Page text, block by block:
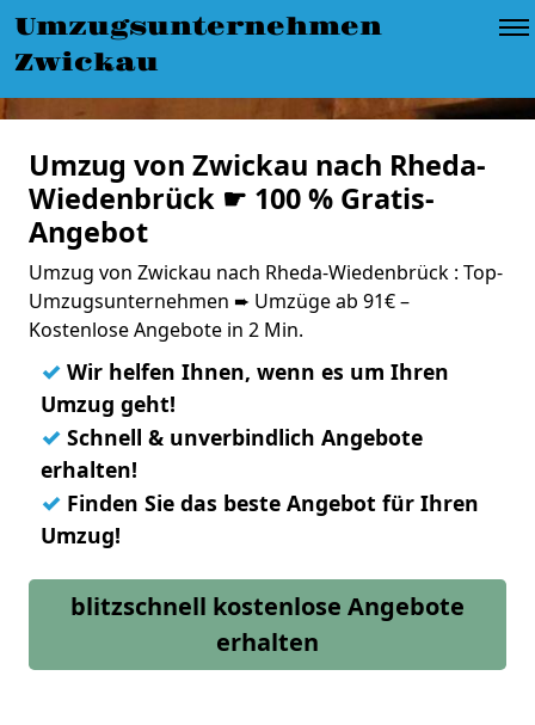
Umzugsunternehmen
Zwickau
Umzug von Zwickau nach Rheda-
Wiedenbrück ☛ 100 % Gratis-
Angebot
Umzug von Zwickau nach Rheda-Wiedenbrück : Top-
Umzugsunternehmen ➨ Umzüge ab 91€ –
Kostenlose Angebote in 2 Min.
✓ Wir helfen Ihnen, wenn es um Ihren
Umzug geht!
✓ Schnell & unverbindlich Angebote
erhalten!
✓ Finden Sie das beste Angebot für Ihren
Umzug!
blitzschnell kostenlose Angebote
erhalten